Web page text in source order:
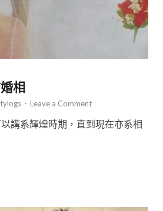
相
- Leave a Comment
講系輝煌時期，直到現在亦系相